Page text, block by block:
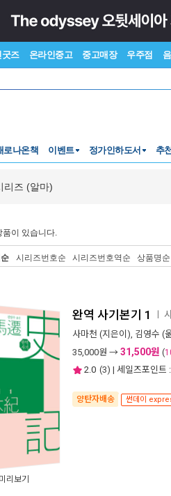
굿즈 온라인중고 중고매장 우주점
로나온책 이벤트 정가인하도서 추
리즈 (알마)
품이 있습니다.
시리즈번호순 시리즈번호역순 상품명순
미리보기
완역 사기본기 1
사마천 (지은이), 김영수 (
35,000원 → 31,500원 (
2.0 (3) | 세일즈포인트 :
양탄자배송 썬데이